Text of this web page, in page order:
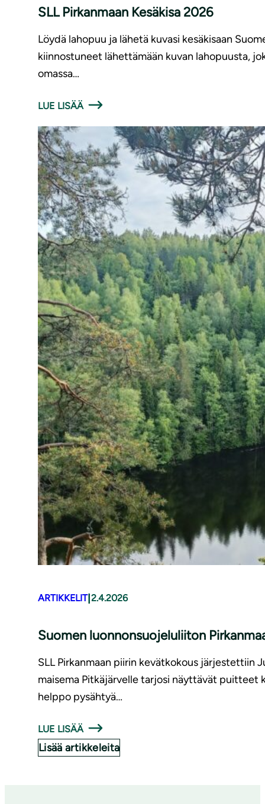
SLL Pirkanmaan Kesäkisa 2026
Löydä lahopuu ja lähetä kuvasi kesäkisaan
kiinnostuneet lähettämään kuvan lahopuusta,
omassa…
LUE LISÄÄ
ARTIKKELIT|2.4.2026
Suomen luonnonsuojeluliiton
SLL Pirkanmaan piirin kevätkokous järjestettiin
maisema Pitkäjärvelle tarjosi näyttävät puitteet
helppo pysähtyä…
LUE LISÄÄ
Lisää artikkeleita